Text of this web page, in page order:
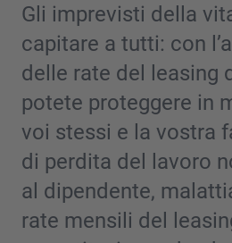
Gli imprevisti della
capitare a tutti: con
delle rate del leasing
potete proteggere in
voi stessi e la vostra
di perdita del lavoro
al dipendente,
rate mensili del